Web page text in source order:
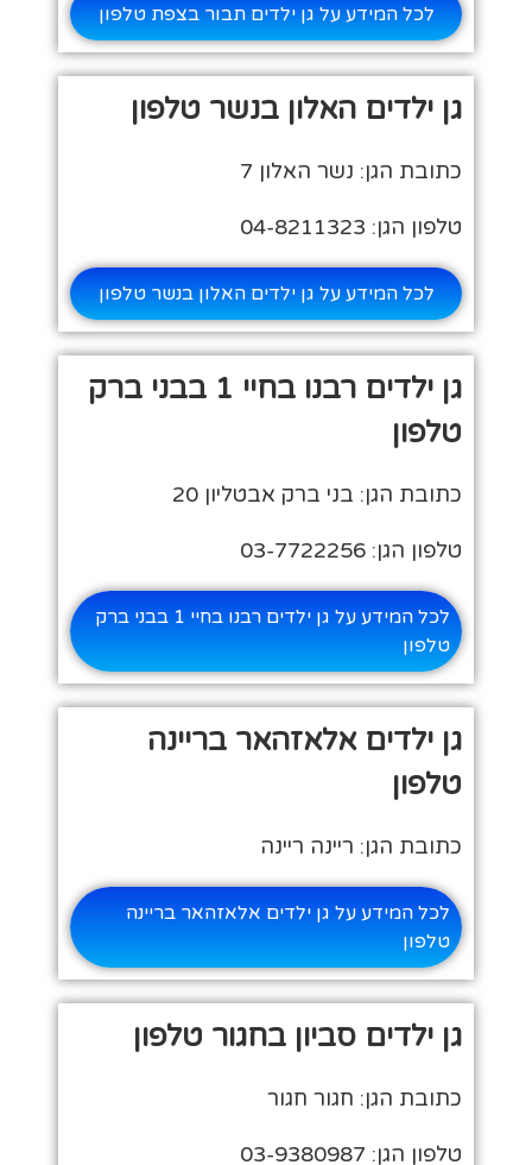
לכל המידע על גן ילדים תבור בצפת טלפון
גן ילדים האלון בנשר טלפון
כתובת הגן: נשר האלון 7
טלפון הגן: 04-8211323
לכל המידע על גן ילדים האלון בנשר טלפון
גן ילדים רבנו בחיי 1 בבני ברק
טלפון
כתובת הגן: בני ברק אבטליון 20
טלפון הגן: 03-7722256
לכל המידע על גן ילדים רבנו בחיי 1 בבני ברק
טלפון
גן ילדים אלאזהאר בריינה
טלפון
כתובת הגן: ריינה ריינה
לכל המידע על גן ילדים אלאזהאר בריינה
טלפון
גן ילדים סביון בחגור טלפון
כתובת הגן: חגור חגור
טלפון הגן: 03-9380987